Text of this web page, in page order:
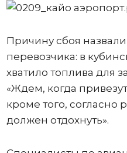
Причину сбоя
перевозчика: в
хватило топлива для
«Ждем, когда
кроме того, согласно
должен отдохнуть».